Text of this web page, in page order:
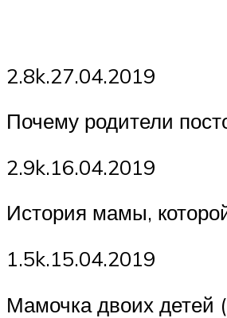
2.8k.27.04.2019
Почему родители
2.9k.16.04.2019
История мамы,
1.5k.15.04.2019
Мамочка двоих детей